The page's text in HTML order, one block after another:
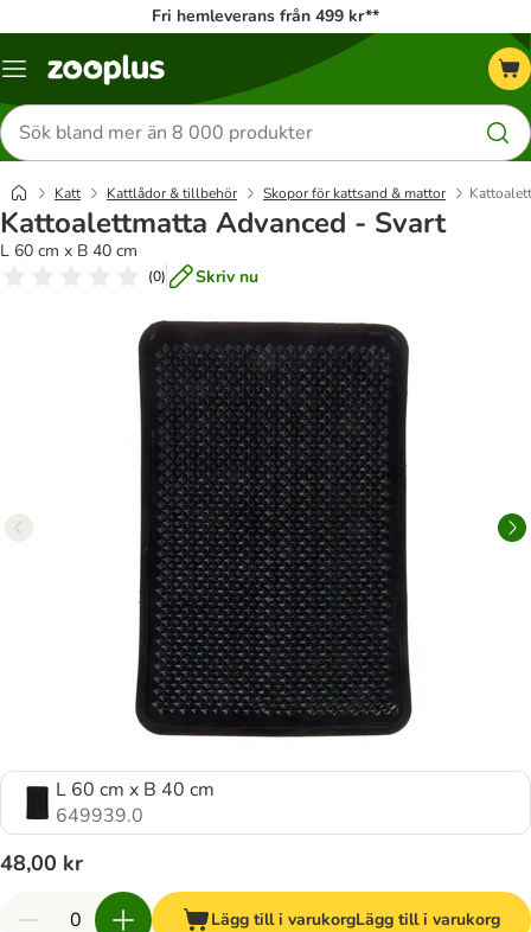
Fri hemleverans från 499 kr**
Katalogmeny
Sök
efter
produkter
Katt Kattlådor & tillbehör Skopor för kattsand & mattor
Kattoalettmatta Advanced - Svart
L 60 cm x B 40 cm
(0) Skriv nu
L 60 cm x B 40 cm
649939.0
48,00 kr
Lägg till i varukorgLägg till i varukorg